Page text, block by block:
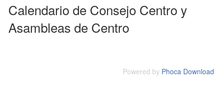
Calendario de Consejo Centro y
Asambleas de Centro
Powered by Phoca Download